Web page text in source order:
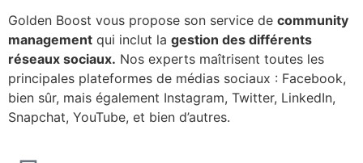
Golden Boost vous propose son service de community
management qui inclut la gestion des différents
réseaux sociaux. Nos experts maîtrisent toutes les
principales plateformes de médias sociaux : Facebook,
bien sûr, mais également Instagram, Twitter, LinkedIn,
Snapchat, YouTube, et bien d’autres.